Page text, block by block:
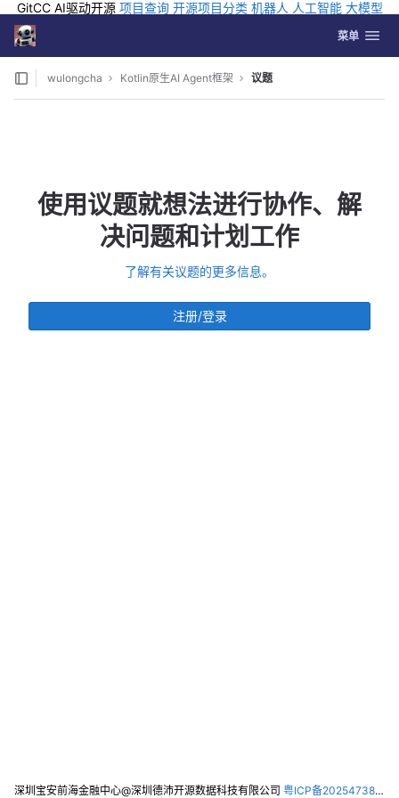
GitCC AI驱动开源 项目查询 开源项目分类 机器人 人工智能 大模型
排行
Skip to content
GitLab 切换导航
菜单
wulongcha Kotlin原生AI Agent框架 议题
使用议题就想法进行协作、解
决问题和计划工作
了解有关议题的更多信息。
注册/登录
深圳宝安前海金融中心@深圳德沛开源数据科技有限公司 粤ICP备2025473821号-2